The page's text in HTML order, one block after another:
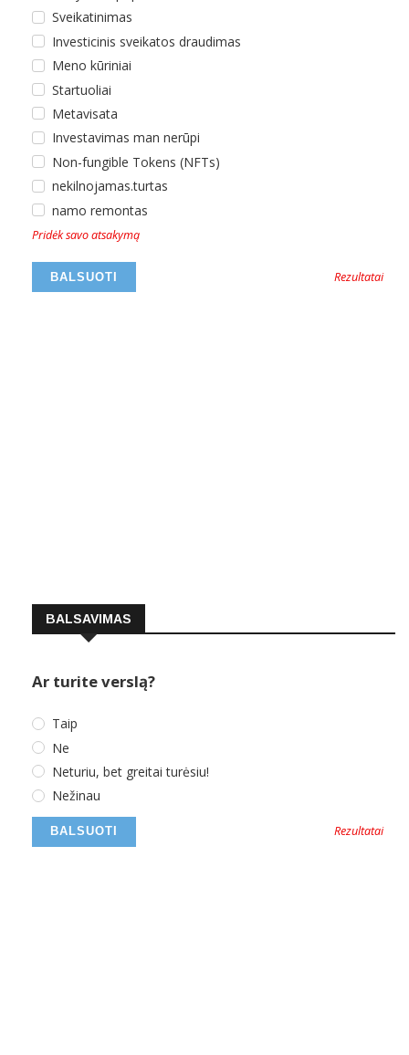
Sveikatinimas
Investicinis sveikatos draudimas
Meno kūriniai
Startuoliai
Metavisata
Investavimas man nerūpi
Non-fungible Tokens (NFTs)
nekilnojamas.turtas
namo remontas
Pridėk savo atsakymą
Rezultatai
BALSAVIMAS
Ar turite verslą?
Taip
Ne
Neturiu, bet greitai turėsiu!
Nežinau
Rezultatai